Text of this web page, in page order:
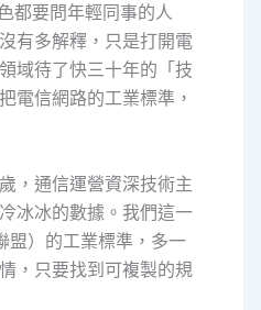
都要問年輕同事的人
有多解釋，只是打開電
域待了快三十年的「技
信網路的工業標準，
，通信運營資深技術主
冰冰的數據。我們這一
盟）的工業標準，多一
，只要找到可複製的規